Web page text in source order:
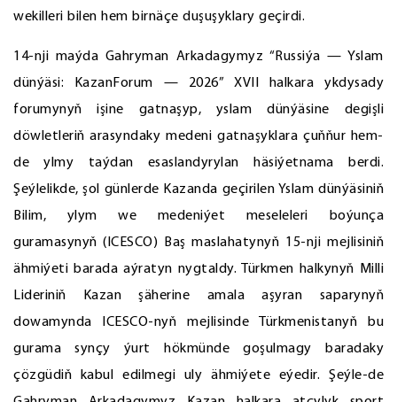
wekilleri bilen hem birnäçe duşuşyklary geçirdi.
14-nji maýda Gahryman Arkadagymyz “Russiýa — Yslam
dünýäsi: KazanForum — 2026” XVII halkara ykdysady
forumynyň işine gatnaşyp, yslam dünýäsine degişli
döwletleriň arasyndaky medeni gatnaşyklara çuňňur hem-
de ylmy taýdan esaslandyrylan häsiýetnama berdi.
Şeýlelikde, şol günlerde Kazanda geçirilen Yslam dünýäsiniň
Bilim, ylym we medeniýet meseleleri boýunça
guramasynyň (ICESCO) Baş maslahatynyň 15-nji mejlisiniň
ähmiýeti barada aýratyn nygtaldy. Türkmen halkynyň Milli
Lideriniň Kazan şäherine amala aşyran saparynyň
dowamynda ICESCO-nyň mejlisinde Türkmenistanyň bu
gurama synçy ýurt hökmünde goşulmagy baradaky
çözgüdiň kabul edilmegi uly ähmiýete eýedir. Şeýle-de